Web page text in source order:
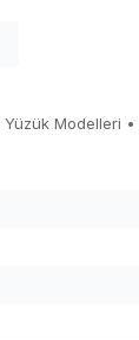
Yüzük Modelleri •